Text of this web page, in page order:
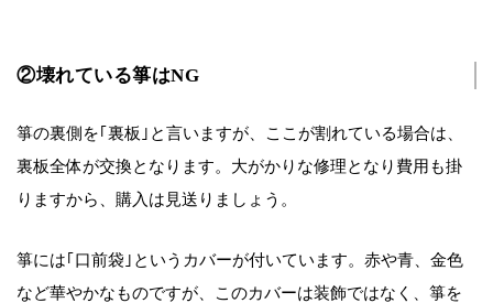
②壊れている箏はNG
箏の裏側を｢裏板｣と言いますが、ここが割れている場合は、
裏板全体が交換となります。大がかりな修理となり費用も掛
りますから、購入は見送りましょう。
箏には｢口前袋｣というカバーが付いています。赤や青、金色
など華やかなものですが、このカバーは装飾ではなく、箏を